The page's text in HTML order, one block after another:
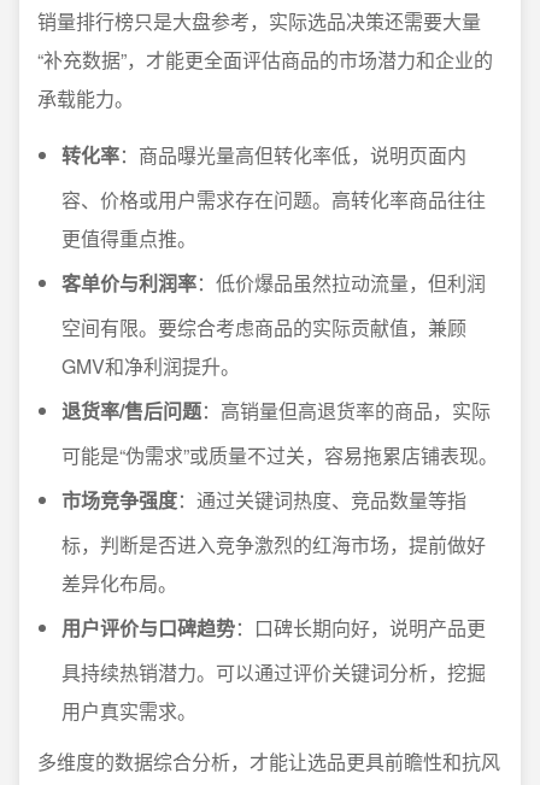
销量排行榜只是大盘参考，实际选品决策还需要大量
“补充数据”，才能更全面评估商品的市场潜力和企业的
承载能力。
转化率：商品曝光量高但转化率低，说明页面内
容、价格或用户需求存在问题。高转化率商品往往
更值得重点推。
客单价与利润率：低价爆品虽然拉动流量，但利润
空间有限。要综合考虑商品的实际贡献值，兼顾
GMV和净利润提升。
退货率/售后问题：高销量但高退货率的商品，实际
可能是“伪需求”或质量不过关，容易拖累店铺表现。
市场竞争强度：通过关键词热度、竞品数量等指
标，判断是否进入竞争激烈的红海市场，提前做好
差异化布局。
用户评价与口碑趋势：口碑长期向好，说明产品更
具持续热销潜力。可以通过评价关键词分析，挖掘
用户真实需求。
多维度的数据综合分析，才能让选品更具前瞻性和抗风